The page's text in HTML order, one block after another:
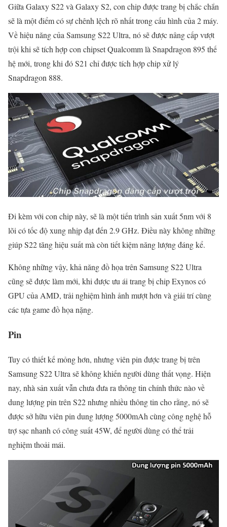
Giữa Galaxy S22 và Galaxy S2, con chip được trang bị chắc chắn
sẽ là một điểm có sự chênh lệch rõ nhất trong cấu hình của 2 máy.
Về hiệu năng của Samsung S22 Ultra, nó sẽ được nâng cấp vượt
trội khi sẽ tích hợp con chipset Qualcomm là Snapdragon 895 thế
hệ mới, trong khi đó S21 chỉ được tích hợp chip xử lý
Snapdragon 888.
Đi kèm với con chip này, sẽ là một tiến trình sản xuất 5nm với 8
lõi có tốc độ xung nhịp đạt đến 2.9 GHz. Điều này không những
giúp S22 tăng hiệu suất mà còn tiết kiệm năng lượng đáng kể.
Không những vậy, khả năng đồ họa trên Samsung S22 Ultra
cũng sẽ được làm mới, khi được ưu ái trang bị chip Exynos có
GPU của AMD, trải nghiệm hình ảnh mượt hơn và giải trí cùng
các tựa game đồ họa nặng.
Pin
Tuy có thiết kế mỏng hơn, nhưng viên pin được trang bị trên
Samsung S22 Ultra sẽ không khiến người dùng thất vọng. Hiện
nay, nhà sản xuất vẫn chưa đưa ra thông tin chính thức nào về
dung lượng pin trên S22 nhưng nhiều thông tin cho rằng, nó sẽ
được sở hữu viên pin dung lượng 5000mAh cùng công nghệ hỗ
trợ sạc nhanh có công suất 45W, để người dùng có thể trải
nghiệm thoải mái.